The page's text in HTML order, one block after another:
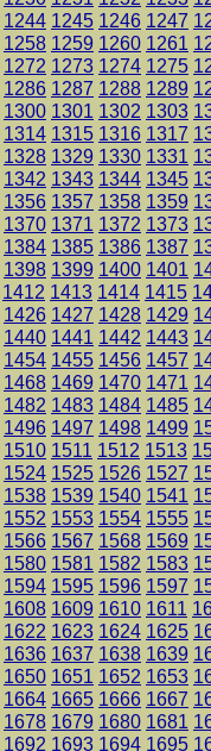
1244 1245 1246 1247
1258 1259 1260 1261
1272 1273 1274 1275
1286 1287 1288 1289
1300 1301 1302 1303
1314 1315 1316 1317
1328 1329 1330 1331
1342 1343 1344 1345
1356 1357 1358 1359
1370 1371 1372 1373
1384 1385 1386 1387
1398 1399 1400 1401
1412 1413 1414 1415
1426 1427 1428 1429
1440 1441 1442 1443
1454 1455 1456 1457
1468 1469 1470 1471
1482 1483 1484 1485
1496 1497 1498 1499
1510 1511 1512 1513
1524 1525 1526 1527
1538 1539 1540 1541
1552 1553 1554 1555
1566 1567 1568 1569
1580 1581 1582 1583
1594 1595 1596 1597
1608 1609 1610 1611
1622 1623 1624 1625
1636 1637 1638 1639
1650 1651 1652 1653
1664 1665 1666 1667
1678 1679 1680 1681
1692 1693 1694 1695